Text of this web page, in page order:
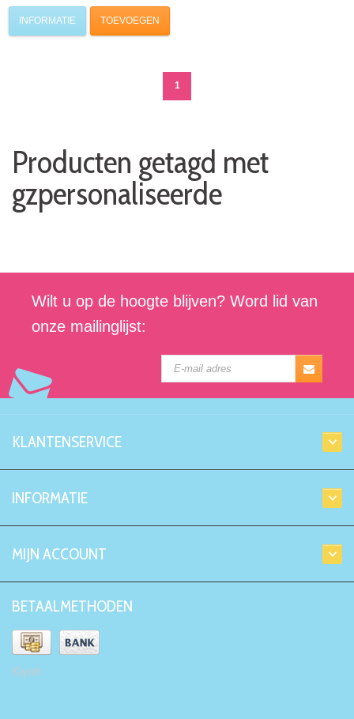
INFORMATIE TOEVOEGEN
1
Producten getagd met
gzpersonaliseerde
Wilt u op de hoogte blijven? Word lid van
onze mailinglijst:
KLANTENSERVICE
INFORMATIE
MIJN ACCOUNT
BETAALMETHODEN
Kiyoh